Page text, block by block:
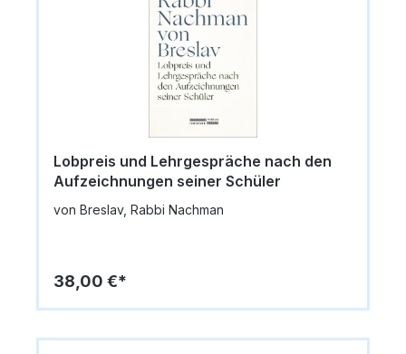
Lobpreis und Lehrgespräche nach den
Aufzeichnungen seiner Schüler
von Breslav, Rabbi Nachman
38,00 €*